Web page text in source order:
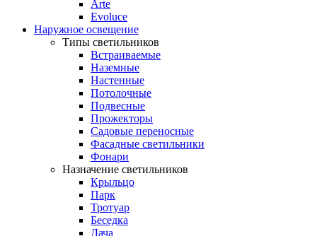
Arte
Evoluce
Наружное освещение
Типы светильников
Встраиваемые
Наземные
Настенные
Потолочные
Подвесные
Прожекторы
Садовые переносные
Фасадные светильники
Фонари
Назначение светильников
Крыльцо
Парк
Тротуар
Беседка
Дача